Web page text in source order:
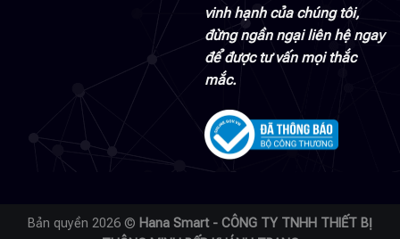
vinh hạnh của chúng tôi,
đừng ngần ngại liên hệ ngay
để được tư vấn mọi thắc
mắc.
Bản quyền 2026 © Hana Smart - CÔNG TY TNHH THIẾT BỊ